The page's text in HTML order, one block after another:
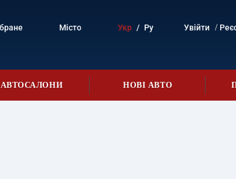
Місто Укр / Ру Увійти /
АВТОСАЛОНИ НОВІ АВТО